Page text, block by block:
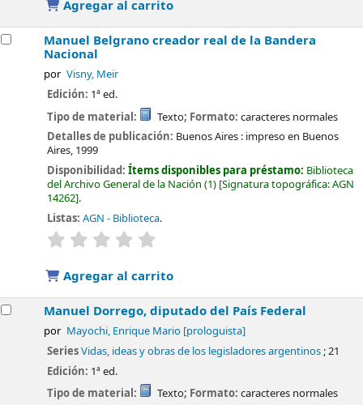
Agregar al carrito
Manuel Belgrano creador real de la Bandera
Nacional
por Visny, Meir
Edición: 1ª ed.
Tipo de material:
Texto; Formato: caracteres normales
Detalles de publicación: Buenos Aires : impreso en Buenos
Aires, 1999
Disponibilidad:Ítems disponibles para préstamo: Biblioteca
del Archivo General de la Nación (1) Signatura topográfica:AGN
14262 .
Listas: AGN - Biblioteca.
valoración
Agregar al carrito
Manuel Dorrego, diputado del País Federal
por Mayochi, Enrique Mario[prologuista]
SeriesVidas, ideas y obras de los legisladores argentinos; 21
Edición: 1ª ed.
Tipo de material:
Texto; Formato: caracteres normales